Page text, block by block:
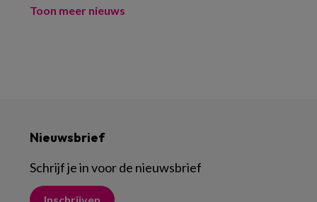
Toon meer nieuws
Nieuwsbrief
Schrijf je in voor de nieuwsbrief